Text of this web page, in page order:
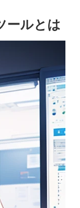
ールとは